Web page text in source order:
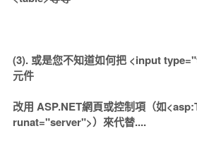
(3). 或是您不知道如何把 <input
元件
改用 ASP.NET網頁或控制項（如
runat="server">）來代替....